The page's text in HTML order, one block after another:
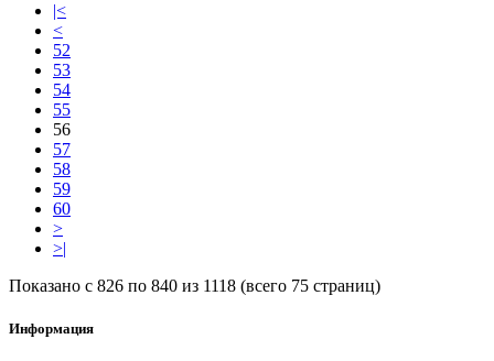
|<
<
52
53
54
55
56
57
58
59
60
>
>|
Показано с 826 по 840 из 1118 (всего 75 страниц)
Информация